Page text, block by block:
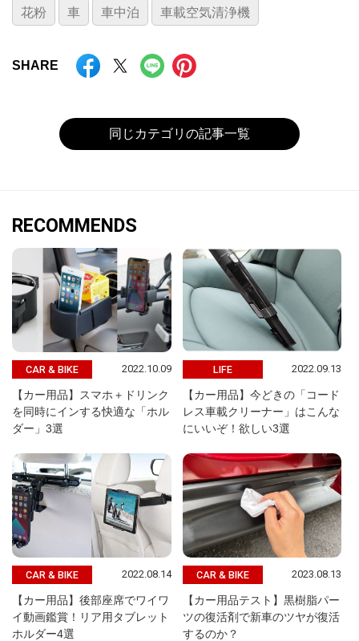
花粉 車 車中泊 車載空気清浄機
SHARE
同じカテゴリの記事一覧
RECOMMENDS
CAR & BIKE 2022.10.09
【カー用品】スマホ＋ドリンク
を同時にインする快適な「ホル
ダー」3選
LIFE 2022.09.13
【カー用品】今どきの「コード
レス車載クリーナー」はこんな
にいいぞ！欲しい3選
CAR & BIKE 2022.08.14
【カー用品】後部座席でワイワ
イ動画鑑賞！リア用タブレット
ホルダー4選
CAR & BIKE 2023.08.13
【カー用品テスト】黒樹脂パー
ツの復活剤で新車のツヤが復活
するのか？